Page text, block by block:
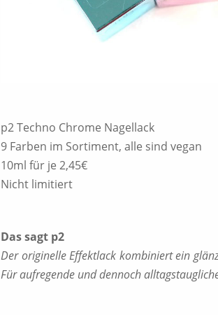
p2 Techno Chrome Nagellack
9 Farben im Sortiment, alle sind vegan
10ml für je 2,45€
Nicht limitiert
Das sagt p2
Der originelle Effektlack kombiniert ein
Für aufregende und dennoch